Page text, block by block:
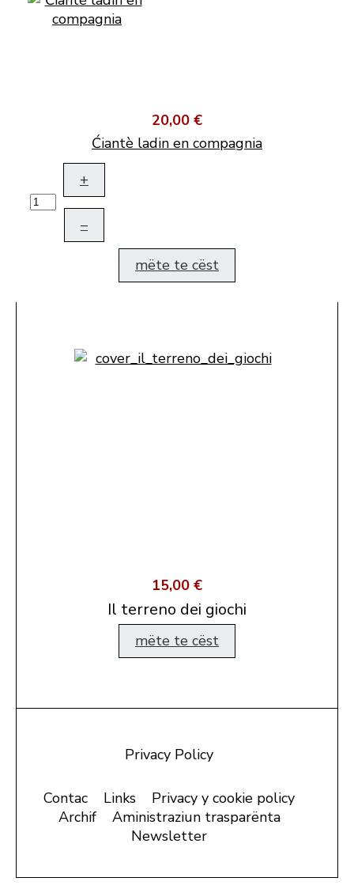
20,00 €
Ćiantè ladin en compagnia
+
–
mëte te cëst
15,00 €
Il terreno dei giochi
mëte te cëst
Privacy Policy
Contac Links
Privacy y cookie policy
Archif
Aministraziun trasparënta
Newsletter